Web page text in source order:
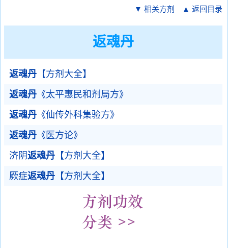
▼ 相关方剂 ▲ 返回目录
返魂丹
返魂丹 【方剂大全】
返魂丹 《太平惠民和剂局方》
返魂丹 《仙传外科集验方》
返魂丹 《医方论》
济阴返魂丹 【方剂大全】
厥症返魂丹 【方剂大全】